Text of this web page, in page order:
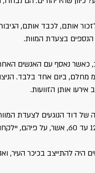
לזכור אותם, לכבד אותם,
הנספים בצעדת המוות.
כאשר נאסף עם האנשים
לכיוון חרובשוב, כ-50 ק"מ מחלם,
אותן הזוועות.
של דוד הנוגעים לצעדת